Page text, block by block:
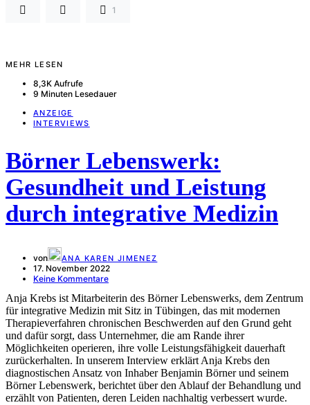
1
MEHR LESEN
8,3K Aufrufe
9 Minuten Lesedauer
ANZEIGE
INTERVIEWS
Börner Lebenswerk:
Gesundheit und Leistung
durch integrative Medizin
von ANA KAREN JIMENEZ
17. November 2022
Keine Kommentare
Anja Krebs ist Mitarbeiterin des Börner Lebenswerks, dem Zentrum
für integrative Medizin mit Sitz in Tübingen, das mit modernen
Therapieverfahren chronischen Beschwerden auf den Grund geht
und dafür sorgt, dass Unternehmer, die am Rande ihrer
Möglichkeiten operieren, ihre volle Leistungsfähigkeit dauerhaft
zurückerhalten. In unserem Interview erklärt Anja Krebs den
diagnostischen Ansatz von Inhaber Benjamin Börner und seinem
Börner Lebenswerk, berichtet über den Ablauf der Behandlung und
erzählt von Patienten, deren Leiden nachhaltig verbessert wurde.